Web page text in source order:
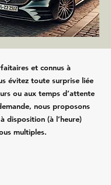
et connus à
évitez toute surprise liée
ou aux temps d’attente
nous proposons
disposition (à l’heure)
multiples.